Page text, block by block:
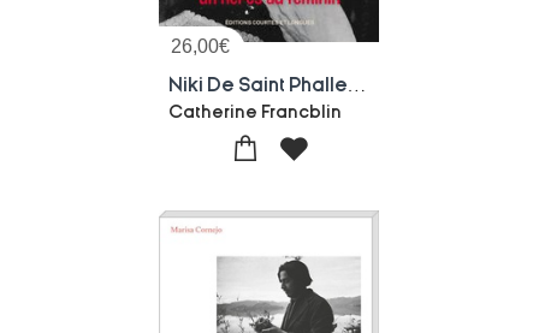
26,00€
Catherine Francblin